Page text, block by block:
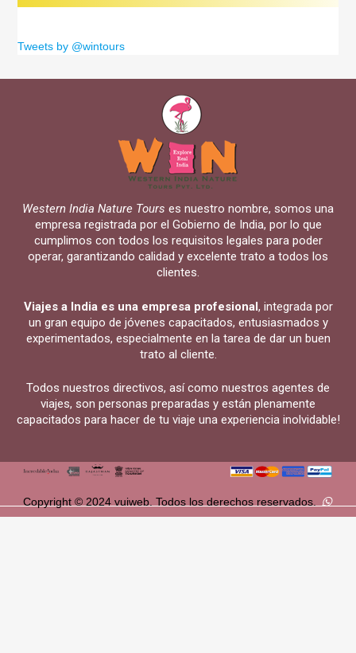
Tweets by @wintours
Western India Nature Tours es nuestro nombre, somos una
empresa registrada por el Gobierno de India, por lo que
cumplimos con todos los requisitos legales para poder
operar, garantizando calidad y excelente trato a todos los
clientes.
Viajes a India es una empresa profesional, integrada por
un gran equipo de jóvenes capacitados, entusiasmados y
experimentados, especialmente en la tarea de dar un buen
trato al cliente.
Todos nuestros directivos, así como nuestros agentes de
viajes, son personas preparadas y están plenamente
capacitados para hacer de tu viaje una experiencia inolvidable!
Copyright © 2024 vuiweb. Todos los derechos reservados.